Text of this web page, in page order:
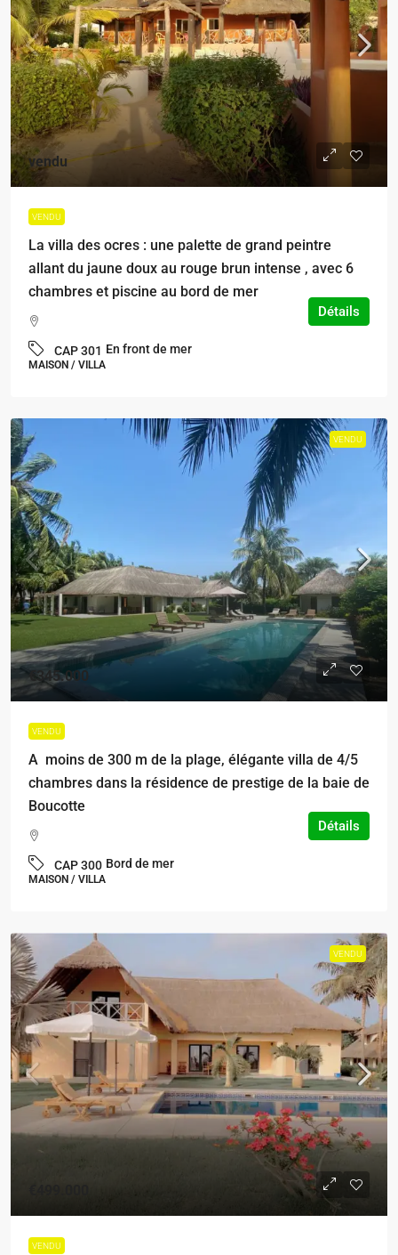
vendu
VENDU
La villa des ocres : une palette de grand peintre
allant du jaune doux au rouge brun intense , avec 6
chambres et piscine au bord de mer
CAP 301 En front de mer
MAISON / VILLA
Détails
VENDU
€345.000
VENDU
A moins de 300 m de la plage, élégante villa de 4/5
chambres dans la résidence de prestige de la baie de
Boucotte
CAP 300 Bord de mer
MAISON / VILLA
Détails
VENDU
VENDU